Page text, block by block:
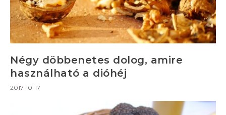
Négy döbbenetes dolog, amire
használható a dióhéj
2017-10-17